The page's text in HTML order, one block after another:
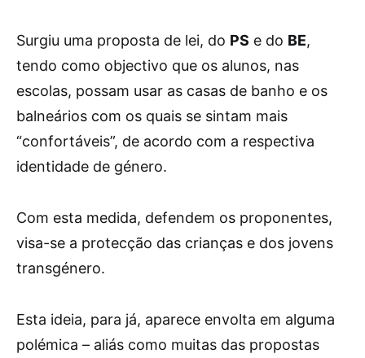
Surgiu uma proposta de lei, do PS e do BE,
tendo como objectivo que os alunos, nas
escolas, possam usar as casas de banho e os
balneários com os quais se sintam mais
“confortáveis”, de acordo com a respectiva
identidade de género.
Com esta medida, defendem os proponentes,
visa-se a protecção das crianças e dos jovens
transgénero.
Esta ideia, para já, aparece envolta em alguma
polémica – aliás como muitas das propostas